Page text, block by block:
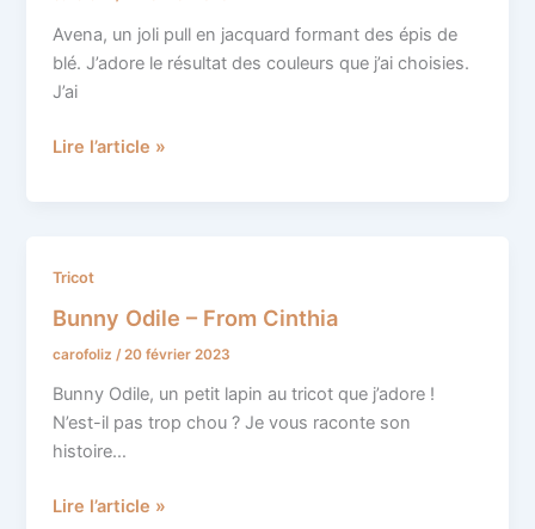
Avena, un joli pull en jacquard formant des épis de
blé. J’adore le résultat des couleurs que j’ai choisies.
J’ai
Jennifer
Steingass
Lire l’article »
Tricot
Bunny Odile – From Cinthia
carofoliz/20 février 2023
Bunny Odile, un petit lapin au tricot que j’adore !
N’est-il pas trop chou ? Je vous raconte son
histoire…
Bunny
–
From
Cinthia
Lire l’article »